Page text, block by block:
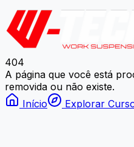
404
A página que você está
removida ou não existe.
Início
Explorar